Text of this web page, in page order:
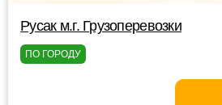
Русак м.г. Грузоперевозки
ПО ГОРОДУ